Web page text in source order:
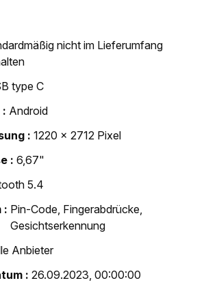
nicht im Lieferumfang
type C
Android
1220 x 2712 Pixel
6,67"
5.4
Pin-Code, Fingerabdrücke,
Gesichtserkennung
Anbieter
26.09.2023, 00:00:00